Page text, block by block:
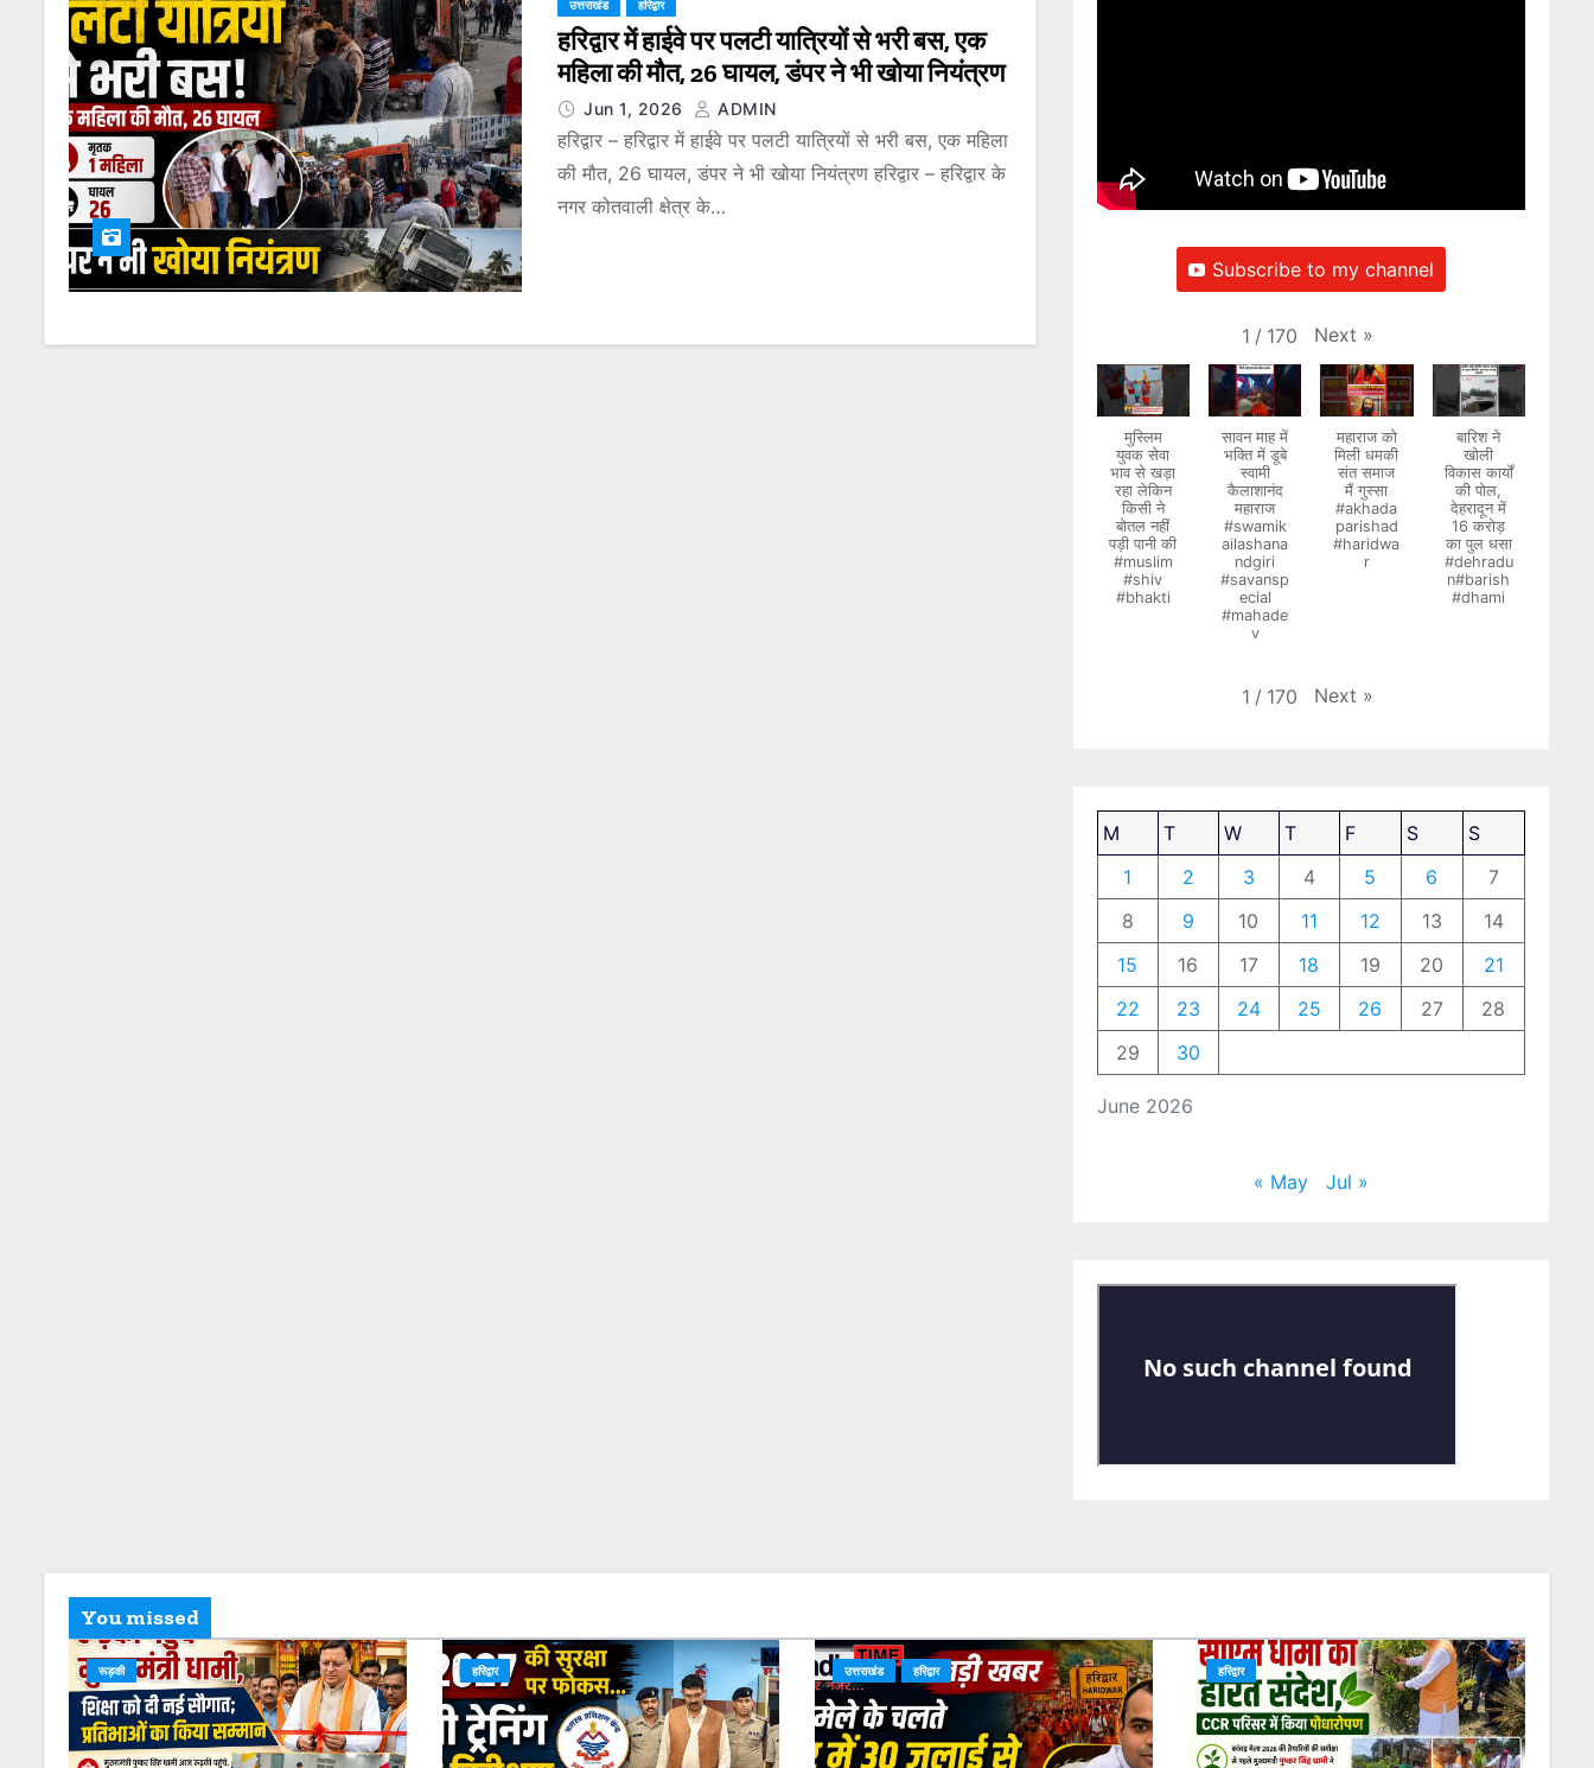
उत्तराखंड हरिद्वार
हरिद्वार में हाईवे पर पलटी यात्रियों से भरी बस, एक
महिला की मौत, 26 घायल, डंपर ने भी खोया नियंत्रण
Jun 1, 2026 ADMIN
हरिद्वार – हरिद्वार में हाईवे पर पलटी यात्रियों से भरी बस, एक महिला
की मौत, 26 घायल, डंपर ने भी खोया नियंत्रण हरिद्वार – हरिद्वार के
नगर कोतवाली क्षेत्र के…
Subscribe to my channel
1 / 170 Next »
मुस्लिम
युवक सेवा
भाव से खड़ा
रहा लेकिन
किसी ने
बोतल नहीं
पड़ी पानी की
#muslim
#shiv
#bhakti
सावन माह में
भक्ति में डूबे
स्वामी
कैलाशानंद
महाराज
#swamik
ailashana
ndgiri
#savansp
ecial
#mahade
v
महाराज को
मिली धमकी
संत समाज
मैं गुस्सा
#akhada
parishad
#haridwa
r
बारिश ने
खोली
विकास कार्यों
की पोल,
देहरादून में
16 करोड़
का पुल धसा
#dehradu
n#barish
#dhami
1 / 170 Next »
June 2026
M T W T F S
S
1
2 3 4 5 6
7
8
9 10 11 12 13
14
15
16 17 18 19 20
21
22
23 24 25 26 27
28
29
30
« May Jul »
You missed
रूड़की हरिद्वार उत्तराखंड हरिद्वार हरिद्वार